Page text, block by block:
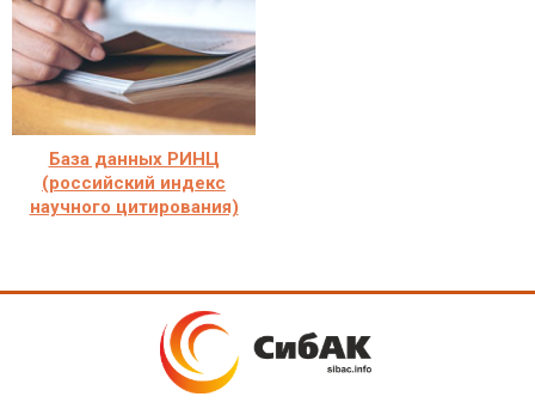
База данных РИНЦ
(российский индекс
научного цитирования)